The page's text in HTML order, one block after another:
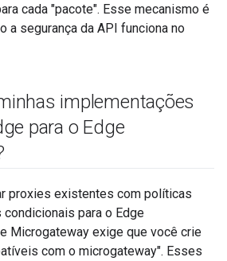
cada "pacote". Esse mecanismo é
a segurança da API funciona no
implementações
para o Edge
proxies existentes com políticas
para o Edge
Microgateway exige que você crie
com o microgateway". Esses